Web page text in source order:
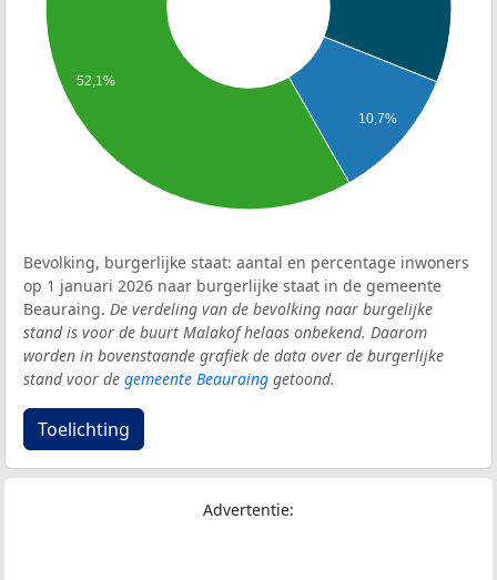
10,7%
52,1%
Bevolking, burgerlijke staat: aantal en percentage inwoners
op 1 januari 2026 naar burgerlijke staat in de gemeente
Beauraing. De verdeling van de bevolking naar burgelijke
stand is voor de buurt Malakof helaas onbekend. Daarom
worden in bovenstaande grafiek de data over de burgerlijke
stand voor de gemeente Beauraing getoond.
Toelichting
Advertentie: